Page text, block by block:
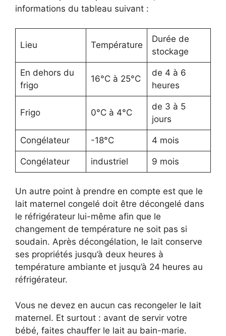
informations du tableau suivant :
Lieu Température
Durée de
stockage
En dehors du
frigo
16°C à 25°C
de 4 à 6
heures
Frigo 0°C à 4°C
de 3 à 5
jours
Congélateur -18°C 4 mois
Congélateur industriel 9 mois
Un autre point à prendre en compte est que le
lait maternel congelé doit être décongelé dans
le réfrigérateur lui-même afin que le
changement de température ne soit pas si
soudain. Après décongélation, le lait conserve
ses propriétés jusqu’à deux heures à
température ambiante et jusqu’à 24 heures au
réfrigérateur.
Vous ne devez en aucun cas recongeler le lait
maternel. Et surtout : avant de servir votre
bébé, faites chauffer le lait au bain-marie.